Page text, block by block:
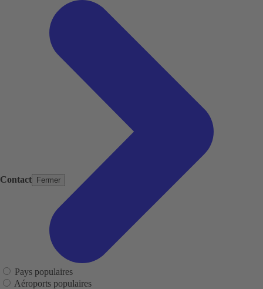
Contact Fermer
Pays populaires
Aéroports populaires